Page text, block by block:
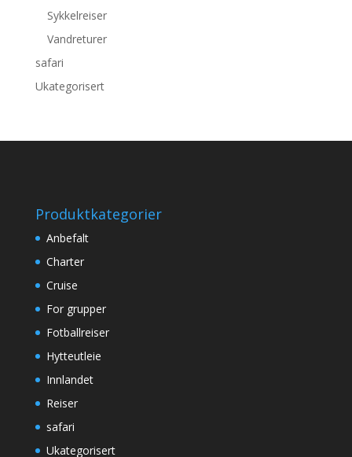
Sykkelreiser
Vandreturer
safari
Ukategorisert
Produktkategorier
Anbefalt
Charter
Cruise
For grupper
Fotballreiser
Hytteutleie
Innlandet
Reiser
safari
Ukategorisert